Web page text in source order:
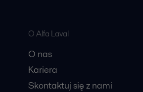
O Alfa Laval
O nas
Kariera
Skontaktuj się z nami